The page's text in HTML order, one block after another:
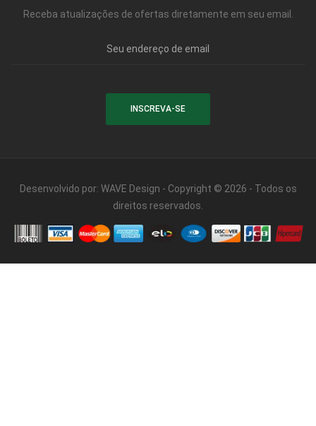
Receba atualizações de ofertas diretamente em seu email.
Desenvolvido por: WAVE Design - Copyright © 2026 - Todos os
direitos reservados.